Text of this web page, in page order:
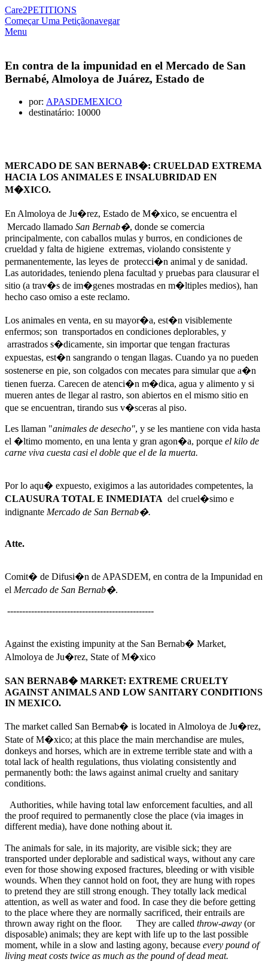
Care2PETITIONS
Começar Uma Petiçãonavegar
Menu
En contra de la impunidad en el Mercado de San
Bernabé, Almoloya de Juárez, Estado de
por: APASDEMEXICO
destinatário: 10000
MERCADO DE SAN BERNAB�: CRUELDAD EXTREMA
HACIA LOS ANIMALES E INSALUBRIDAD EN
M�XICO.
En Almoloya de Ju�rez, Estado de M�xico, se encuentra el
Mercado llamado San Bernab�, donde se comercia
principalmente, con caballos mulas y burros, en condiciones de
crueldad y falta de higiene extremas, violando consistente y
permanentemente, las leyes de protecci�n animal y de sanidad.
Las autoridades, teniendo plena facultad y pruebas para clausurar el
sitio (a trav�s de im�genes mostradas en m�ltiples medios), han
hecho caso omiso a este reclamo.
Los animales en venta, en su mayor�a, est�n visiblemente
enfermos; son transportados en condiciones deplorables, y
arrastrados s�dicamente, sin importar que tengan fracturas
expuestas, est�n sangrando o tengan llagas. Cuando ya no pueden
sostenerse en pie, son colgados con mecates para simular que a�n
tienen fuerza. Carecen de atenci�n m�dica, agua y alimento y si
mueren antes de llegar al rastro, son abiertos en el mismo sitio en
que se encuentran, tirando sus v�sceras al piso.
Les llaman "animales de desecho", y se les mantiene con vida hasta
el �ltimo momento, en una lenta y gran agon�a, porque el kilo de
carne viva cuesta casi el doble que el de la muerta.
Por lo aqu� expuesto, exigimos a las autoridades competentes, la
CLAUSURA TOTAL E INMEDIATA del cruel�simo e
indignante Mercado de San Bernab�.
Atte.
Comit� de Difusi�n de APASDEM, en contra de la Impunidad en
el Mercado de San Bernab�.
-------------------------------------------------
Against the existing impunity at the San Bernab� Market,
Almoloya de Ju�rez, State of M�xico
SAN BERNAB� MARKET: EXTREME CRUELTY
AGAINST ANIMALS AND LOW SANITARY CONDITIONS
IN MEXICO.
The market called San Bernab� is located in Almoloya de Ju�rez,
State of M�xico; at this place the main merchandise are mules,
donkeys and horses, which are in extreme terrible state and with a
total lack of health regulations, thus violating consistently and
permanently both: the laws against animal cruelty and sanitary
conditions.
Authorities, while having total law enforcement faculties, and all
the proof required to permanently close the place (via images in
different media), have done nothing about it.
The animals for sale, in its majority, are visible sick; they are
transported under deplorable and sadistical ways, without any care
even for those showing exposed fractures, bleeding or with visible
wounds. When they cannot hold on foot, they are hung with ropes
to pretend they are still strong enough. They totally lack medical
attention, as well as water and food. In case they die before getting
to the place where they are normally sacrificed, their entrails are
thrown away right on the floor. They are called throw-away (or
disposable) animals; they are kept with life up to the last possible
moment, while in a slow and lasting agony, because every pound of
living meat costs twice as much as the pound of dead meat.